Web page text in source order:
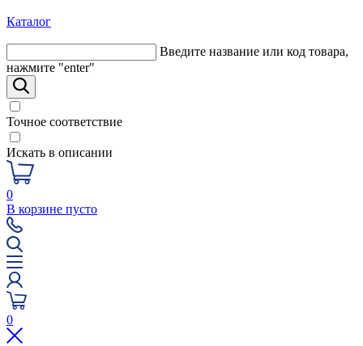
Каталог
Введите название или код товара,
нажмите "enter"
Точное соответствие
Искать в описании
0
В корзине пусто
0